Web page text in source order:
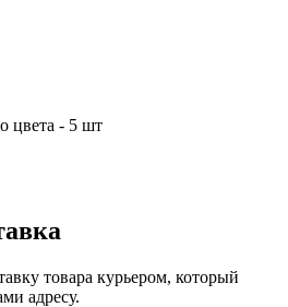
цвета - 5 шт
товара курьером, который
адресу.